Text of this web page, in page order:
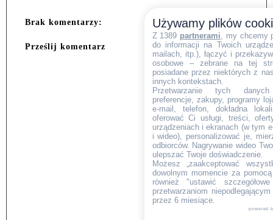
Brak komentarzy:
Prześlij komentarz
Używamy plików
Z 1389 partnerami , my chcemy
do informacji na Twoich
mailach, itp.), łączyć i
osobowe – zebrane na tej
posiadane przez niektórych z
innych kontekstach.
Przetwarzanie tych danych
preferencje, zakupy, programy
e-mail, telefon, dokładna
oferować Ci usługi, treści,
urządzeniach i ekranach (w tym
i wideo), personalizować je,
odbiorców. Nagrywanie wideo
ulepszać Twoje doświadczenie.
Możesz „zaakceptować
dowolnym momencie za
również "ustawić
przetwarzaniom
przez 6 miesiące.
powered